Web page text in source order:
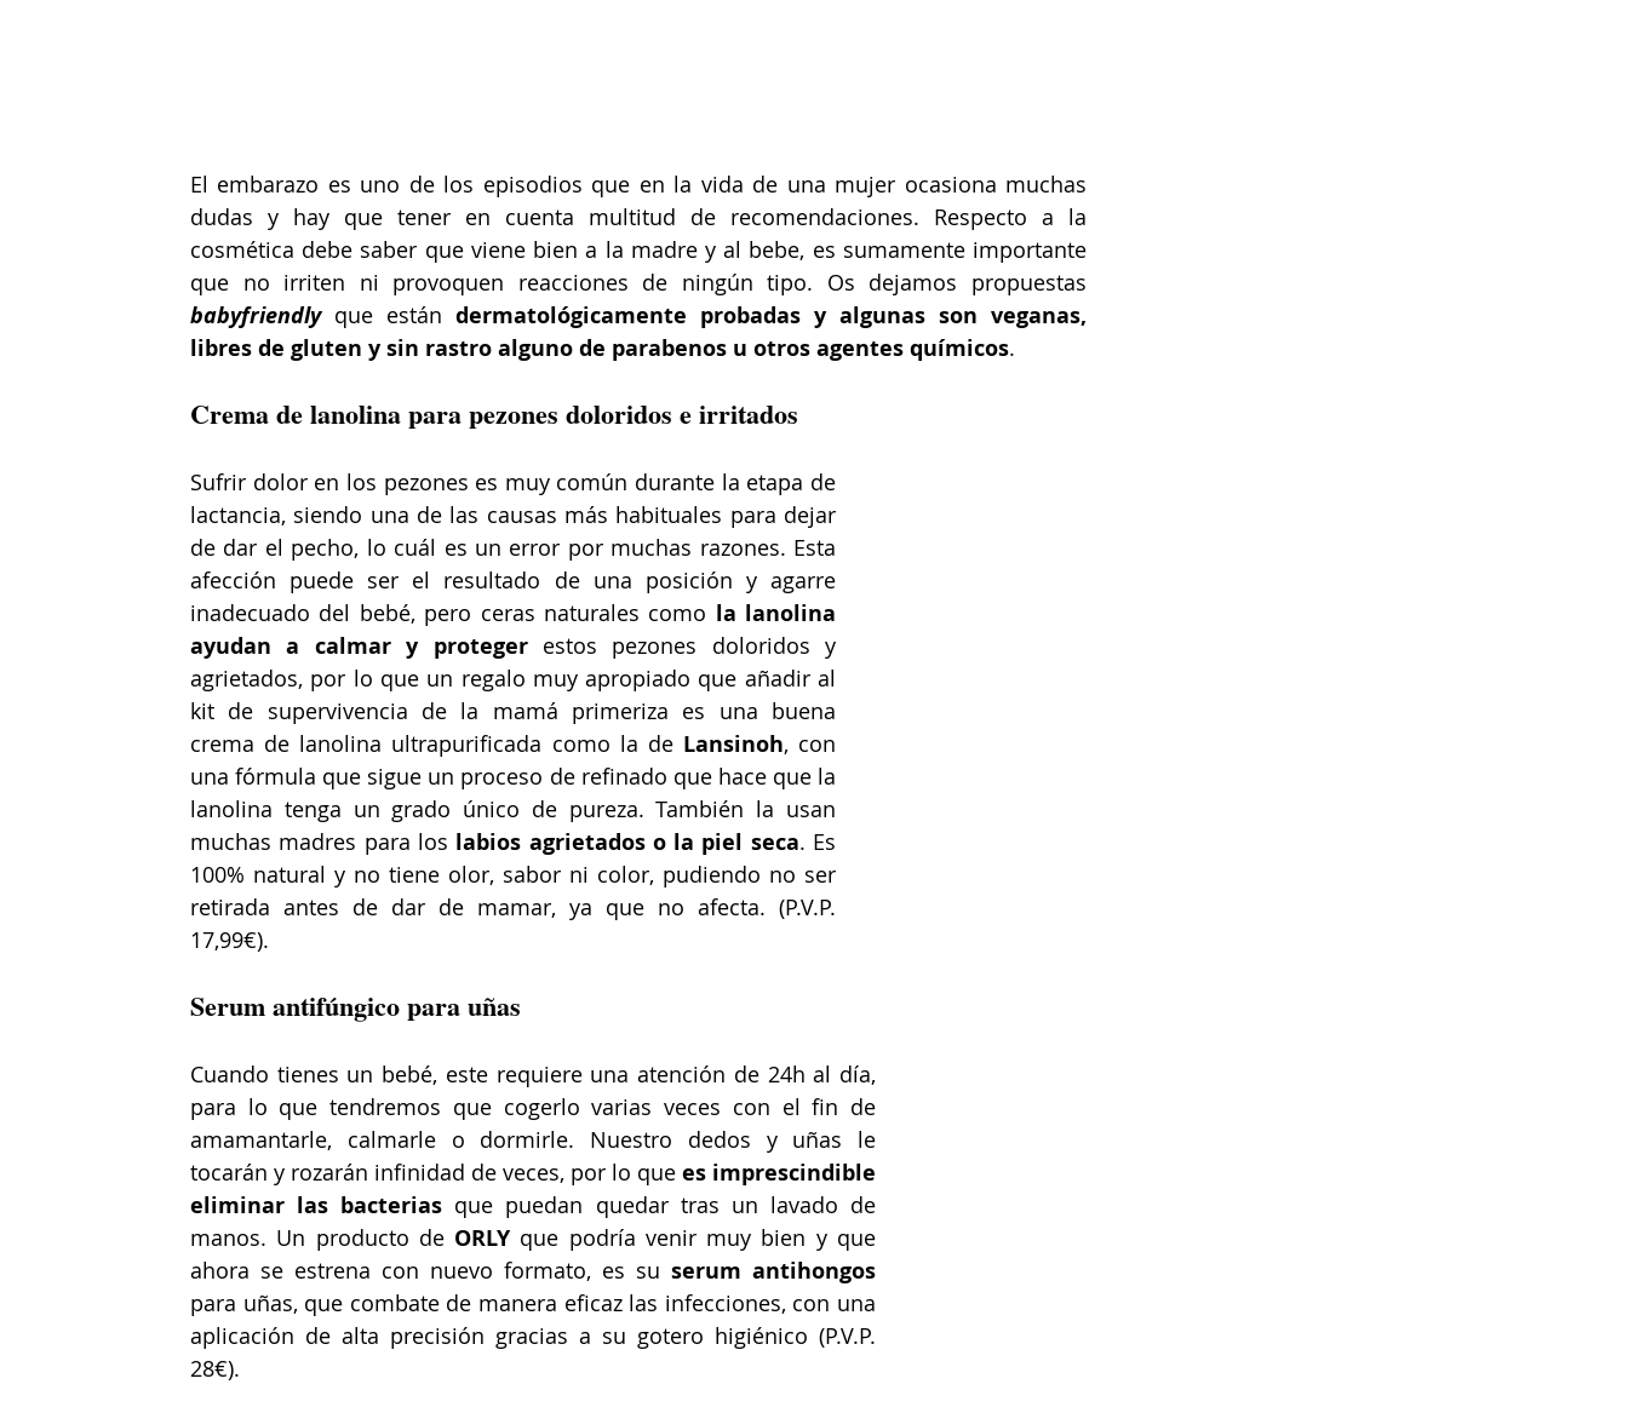
El embarazo es uno de los episodios que en la vida de una mujer ocasiona muchas
dudas y hay que tener en cuenta multitud de recomendaciones. Respecto a la
cosmética debe saber que viene bien a la madre y al bebe, es sumamente importante
babyfriendly que están dermatológicamente probadas y algunas son veganas,
libres de gluten y sin rastro alguno de parabenos u otros agentes químicos.
Crema de lanolina para pezones doloridos e irritados
Sufrir dolor en los pezones es muy común durante la etapa de
lactancia, siendo una de las causas más habituales para dejar
de dar el pecho, lo cuál es un error por muchas razones. Esta
afección puede ser el resultado de una posición y agarre
inadecuado del bebé, pero ceras naturales como la lanolina
ayudan a calmar y proteger estos pezones doloridos y
agrietados, por lo que un regalo muy apropiado que añadir al
kit de supervivencia de la mamá primeriza es una buena
crema de lanolina ultrapurificada como la de Lansinoh, con
una fórmula que sigue un proceso de refinado que hace que la
lanolina tenga un grado único de pureza. También la usan
muchas madres para los labios agrietados o la piel seca. Es
100% natural y no tiene olor, sabor ni color, pudiendo no ser
retirada antes de dar de mamar, ya que no afecta. (P.V.P.
17,99€).
Serum antifúngico para uñas
Cuando tienes un bebé, este requiere una atención de 24h al día,
para lo que tendremos que cogerlo varias veces con el fin de
amamantarle, calmarle o dormirle. Nuestro dedos y uñas le
tocarán y rozarán infinidad de veces, por lo que es imprescindible
eliminar las bacterias que puedan quedar tras un lavado de
manos. Un producto de ORLY que podría venir muy bien y que
ahora se estrena con nuevo formato, es su serum antihongos
para uñas, que combate de manera eficaz las infecciones, con una
aplicación de alta precisión gracias a su gotero higiénico (P.V.P.
28€).